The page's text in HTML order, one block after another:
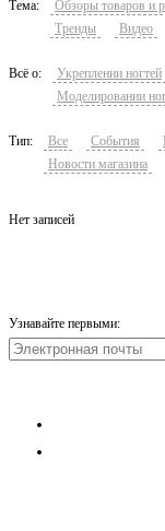
Тема: Обзоры товаров и
Тренды
Видео
Всё о: Укреплении ногтей
Моделировании
Тип: Все События
Новости магазина
Нет записей
Узнавайте первыми: